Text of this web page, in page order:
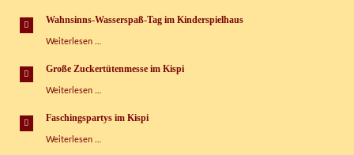
e.V.
machen!
Wahnsinns-Wasserspaß-Tag im Kinderspielhaus
Weiterlesen …
Tag
Kinderspielhaus
Große Zuckertütenmesse im Kispi
Weiterlesen …
im
Faschingspartys im Kispi
Weiterlesen …